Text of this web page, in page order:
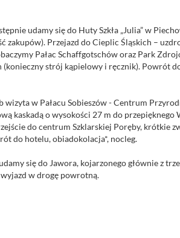
udamy się do Huty Szkła „Julia” w
zakupów). Przejazd do Cieplic Śląskich –
Pałac Schaffgotschów oraz Park
strój kąpielowy i ręcznik). Powrót
w Pałacu Sobieszów - Centrum
kaskadą o wysokości 27 m do przepięknego
do centrum Szklarskiej Poręby, krótkie
do hotelu, obiadokolacja*, nocleg.
się do Jawora, kojarzonego głównie z
wyjazd w drogę powrotną.